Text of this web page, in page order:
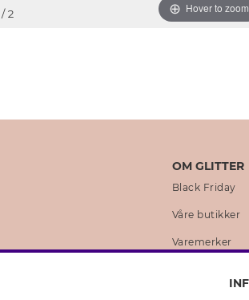
Hover to zoom
/ 2
OM GLITTER
Black Friday
Våre butikker
Varemerker